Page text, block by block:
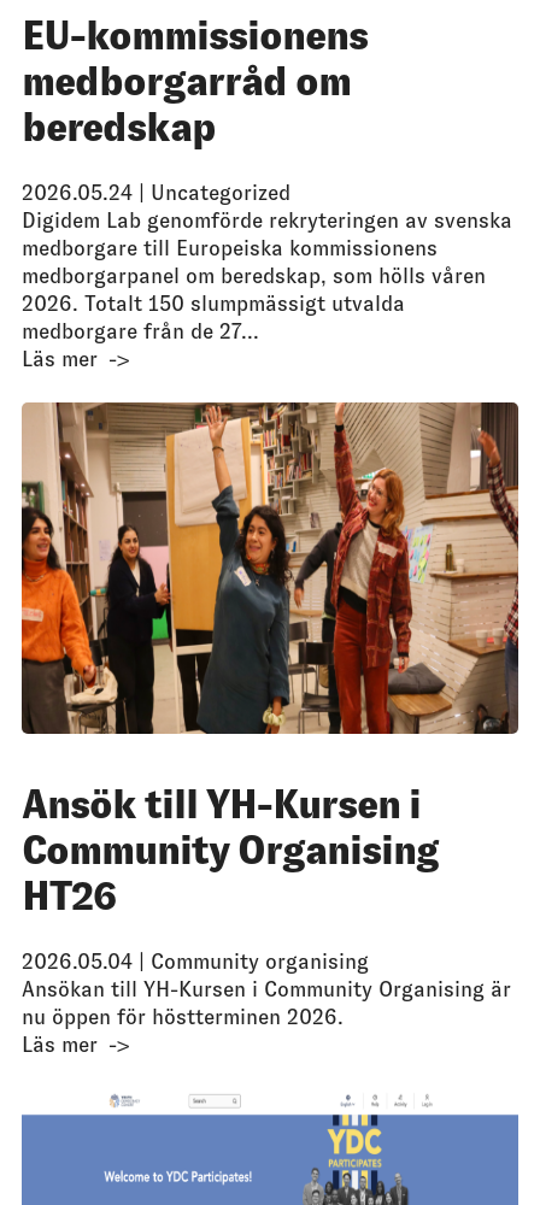
EU-kommissionens
medborgarråd om
beredskap
2026.05.24 | Uncategorized
Digidem Lab genomförde rekryteringen av svenska
medborgare till Europeiska kommissionens
medborgarpanel om beredskap, som hölls våren
2026. Totalt 150 slumpmässigt utvalda
medborgare från de 27...
Läs mer
Ansök till YH-Kursen i
Community Organising
HT26
2026.05.04 | Community organising
Ansökan till YH-Kursen i Community Organising är
nu öppen för höstterminen 2026.
Läs mer